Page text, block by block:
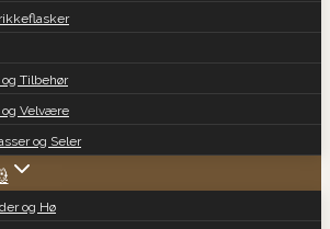
Tilbehør
og Velvære
og Seler
og Hø